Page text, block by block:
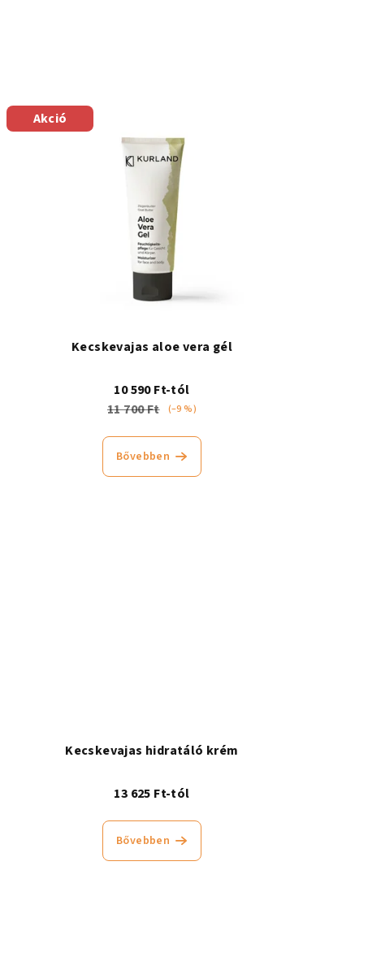
Akció
Kecskevajas aloe vera gél
10 590 Ft-tól
11 700 Ft
(–9 %)
Bővebben
Kecskevajas hidratáló krém
13 625 Ft-tól
Bővebben